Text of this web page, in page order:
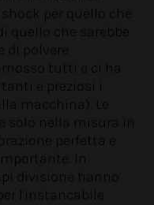
per quello che
quello che sarebbe
di polvere
tutti e ci ha
e preziosi i
macchina). Le
solo nella misura in
perfetta e
In
divisione hanno
l'instancabile